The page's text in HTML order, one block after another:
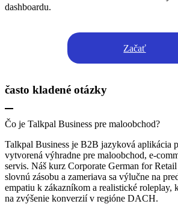
dashboardu.
Začať
často kladené otázky
Čo je Talkpal Business pre maloobchod?
Talkpal Business je B2B jazyková aplikácia
vytvorená výhradne pre maloobchod, e-
servis. Náš kurz Corporate German for
slovnú zásobu a zameriava sa výlučne na
empatiu k zákazníkom a realistické roleplay,
na zvýšenie konverzií v regióne DACH.